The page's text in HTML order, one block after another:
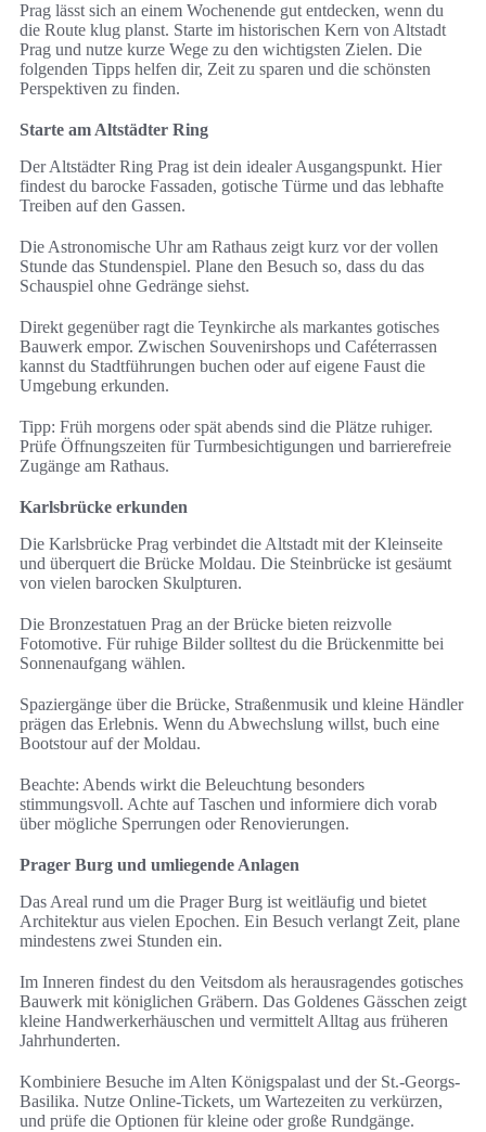
Prag lässt sich an einem Wochenende gut entdecken, wenn du
die Route klug planst. Starte im historischen Kern von Altstadt
Prag und nutze kurze Wege zu den wichtigsten Zielen. Die
folgenden Tipps helfen dir, Zeit zu sparen und die schönsten
Perspektiven zu finden.
Starte am Altstädter Ring
Der Altstädter Ring Prag ist dein idealer Ausgangspunkt. Hier
findest du barocke Fassaden, gotische Türme und das lebhafte
Treiben auf den Gassen.
Die Astronomische Uhr am Rathaus zeigt kurz vor der vollen
Stunde das Stundenspiel. Plane den Besuch so, dass du das
Schauspiel ohne Gedränge siehst.
Direkt gegenüber ragt die Teynkirche als markantes gotisches
Bauwerk empor. Zwischen Souvenirshops und Caféterrassen
kannst du Stadtführungen buchen oder auf eigene Faust die
Umgebung erkunden.
Tipp: Früh morgens oder spät abends sind die Plätze ruhiger.
Prüfe Öffnungszeiten für Turmbesichtigungen und barrierefreie
Zugänge am Rathaus.
Karlsbrücke erkunden
Die Karlsbrücke Prag verbindet die Altstadt mit der Kleinseite
und überquert die Brücke Moldau. Die Steinbrücke ist gesäumt
von vielen barocken Skulpturen.
Die Bronzestatuen Prag an der Brücke bieten reizvolle
Fotomotive. Für ruhige Bilder solltest du die Brückenmitte bei
Sonnenaufgang wählen.
Spaziergänge über die Brücke, Straßenmusik und kleine Händler
prägen das Erlebnis. Wenn du Abwechslung willst, buch eine
Bootstour auf der Moldau.
Beachte: Abends wirkt die Beleuchtung besonders
stimmungsvoll. Achte auf Taschen und informiere dich vorab
über mögliche Sperrungen oder Renovierungen.
Prager Burg und umliegende Anlagen
Das Areal rund um die Prager Burg ist weitläufig und bietet
Architektur aus vielen Epochen. Ein Besuch verlangt Zeit, plane
mindestens zwei Stunden ein.
Im Inneren findest du den Veitsdom als herausragendes gotisches
Bauwerk mit königlichen Gräbern. Das Goldenes Gässchen zeigt
kleine Handwerkerhäuschen und vermittelt Alltag aus früheren
Jahrhunderten.
Kombiniere Besuche im Alten Königspalast und der St.-Georgs-
Basilika. Nutze Online-Tickets, um Wartezeiten zu verkürzen,
und prüfe die Optionen für kleine oder große Rundgänge.